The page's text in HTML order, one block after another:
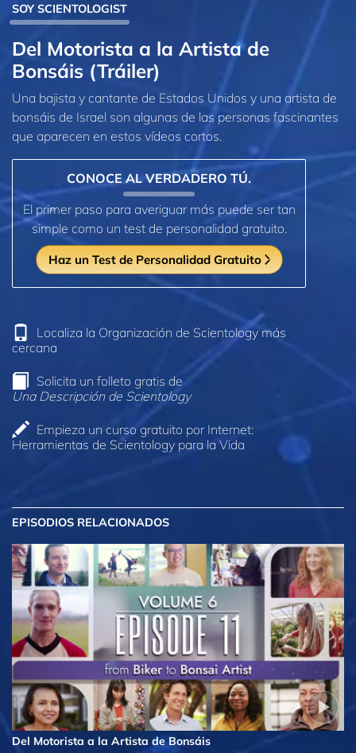
SOY SCIENTOLOGIST
Del Motorista a la Artista de
Bonsáis (Tráiler)
Una bajista y cantante de Estados Unidos y una artista de
bonsáis de Israel son algunas de las personas fascinantes
que aparecen en estos vídeos cortos.
CONOCE AL VERDADERO TÚ.
El primer paso para averiguar más puede ser tan
simple como un test de personalidad gratuito.
Haz un Test de Personalidad Gratuito
Localiza la Organización de Scientology más
cercana
Solicita un folleto gratis de
Una Descripción de Scientology
Empieza un curso gratuito por Internet:
Herramientas de Scientology para la Vida
EPISODIOS RELACIONADOS
Del Motorista a la Artista de Bonsáis